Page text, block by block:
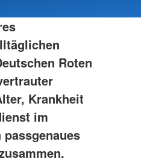
Roten
Krankheit
im